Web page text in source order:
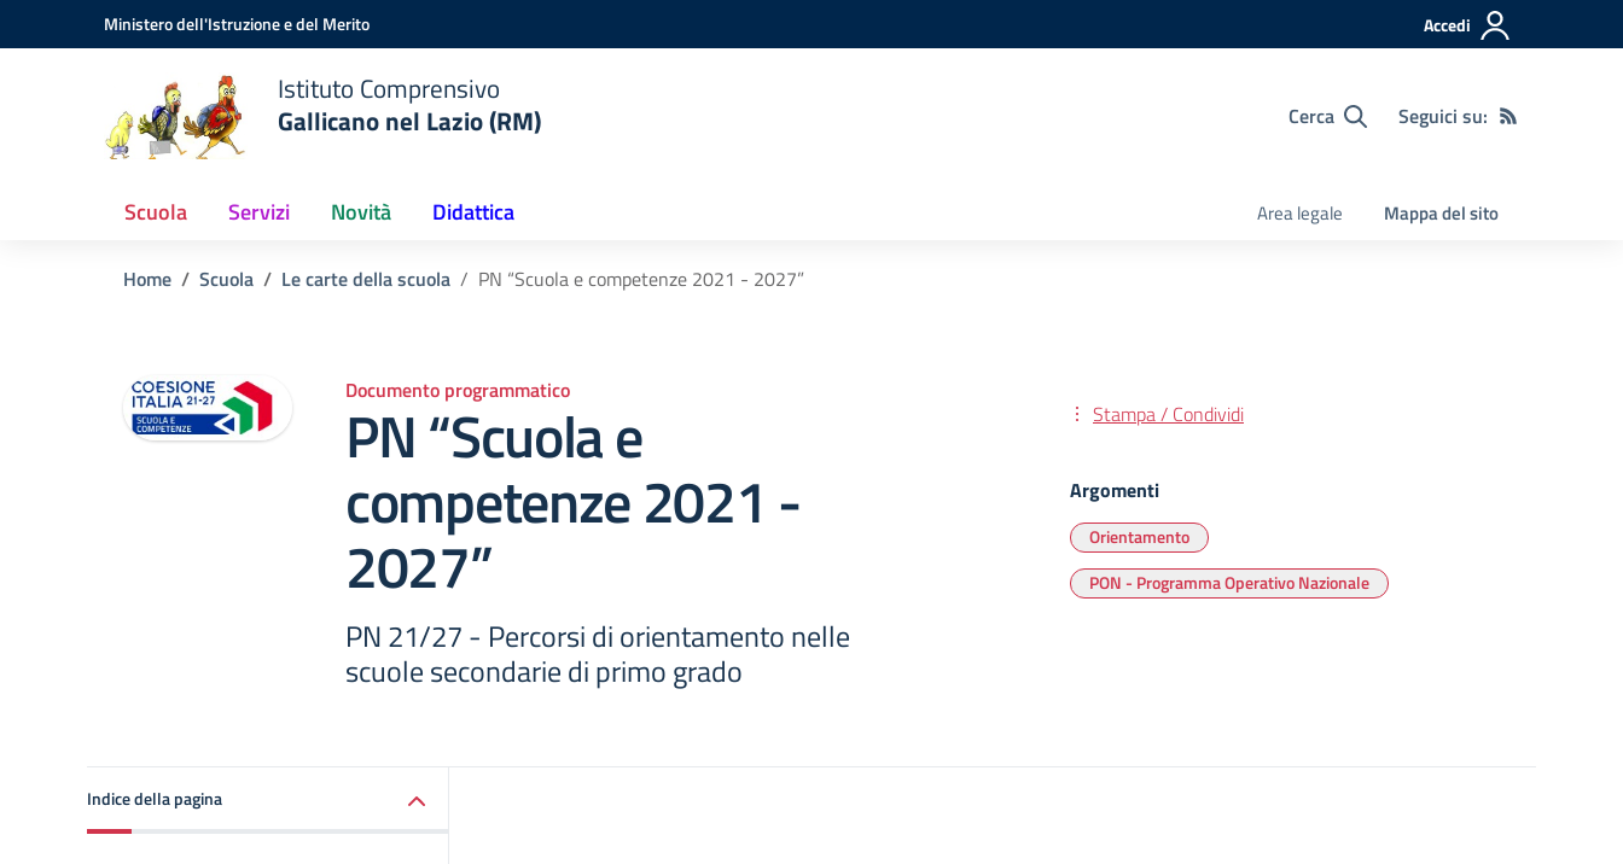
Vai ai contenuti
Vai al menu di navigazioneMinistero dell'Istruzione e del Merito Accedi
Istituto Comprensivo
Gallicano nel Lazio (RM)
Cerca Seguici su:
Scuola Servizi Novità Didattica Area legale Mappa del sito
Home Scuola Le carte della scuola PN “Scuola e competenze 2021 - 2027”
Documento programmatico
PN “Scuola e
competenze 2021 -
2027”
PN 21/27 - Percorsi di orientamento nelle
scuole secondarie di primo grado
Stampa / Condividi
Argomenti
Orientamento
PON - Programma Operativo Nazionale
Indice della pagina